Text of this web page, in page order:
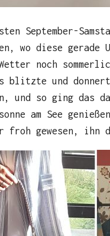
September-
wo diese gerade
noch
blitzte und
so ging das
am See
gewesen, ihn